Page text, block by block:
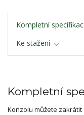
Kompletní
Ke stažení
Kompletní
Konzolu můžete